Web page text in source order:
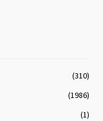
(310)
(1986)
(1)